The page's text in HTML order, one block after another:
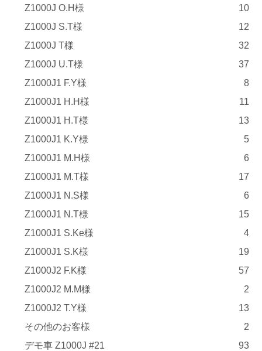
Z1000J O.H様
10
Z1000J S.T様
12
Z1000J T様
32
Z1000J U.T様
37
Z1000J1 F.Y様
8
Z1000J1 H.H様
11
Z1000J1 H.T様
13
Z1000J1 K.Y様
5
Z1000J1 M.H様
6
Z1000J1 M.T様
17
Z1000J1 N.S様
6
Z1000J1 N.T様
15
Z1000J1 S.Ke様
4
Z1000J1 S.K様
19
Z1000J2 F.K様
57
Z1000J2 M.M様
2
Z1000J2 T.Y様
13
その他のお客様
2
デモ車 Z1000J #21
93